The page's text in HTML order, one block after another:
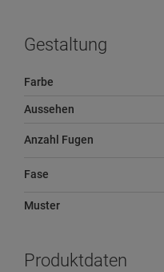
Gestaltung
Farbe
Aussehen
Anzahl Fugen
Fase
Muster
Produktdaten